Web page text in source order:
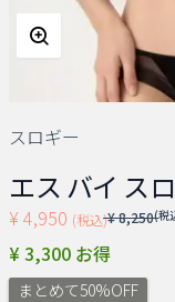
スロギー
エス バイ ス
¥ 4,950 (税込)Price
¥ 8,250(税
¥ 3,300 お得
まとめて50%OFF